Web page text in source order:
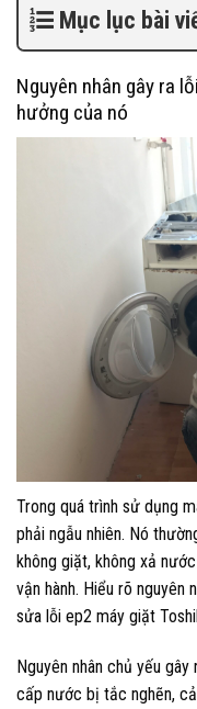
Mục lục bài
Nguyên nhân gây ra
hưởng của nó
Trong quá trình sử dụng
phải ngẫu nhiên. Nó
không giặt, không xả
vận hành. Hiểu rõ nguyên
sửa lỗi ep2 máy giặt
Nguyên nhân chủ yếu
cấp nước bị tắc nghẽn,